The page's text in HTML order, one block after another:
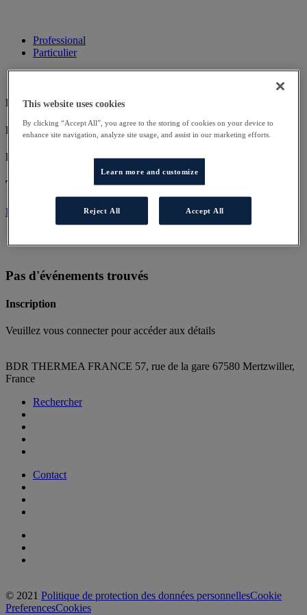
Professional
Particulier
Pas d'événements trouvés
Pas d'événements trouvés
Pas d'événements trouvés
Téléchargement
Exemple de fichier
Pas d'événements trouvés
Inscription
Veuillez vous connecter pour accéder aux détails
BDR THERMEA FRANCE 57, rue de la gare 67580 Mertzwiller,
France
Rechercher
Contact
© 2021 Politique de protection des données personnellesCookie
PreferencesCookies
This website uses cookies
By clicking “Accept All”, you agree to the storing of cookies on your device to
enhance site navigation, analyze site usage, and assist in our marketing efforts.
Learn more and customize
Reject All Accept All